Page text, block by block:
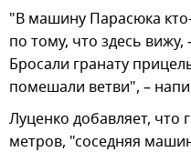
"В машину Парасюка
по тому, что здесь
Бросали гранату
помешали ветви", –
Луценко добавляет, что
метров, "соседняя